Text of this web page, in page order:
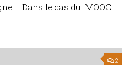
… Dans le cas du MOOC
2